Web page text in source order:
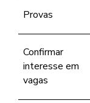
Provas
Confirmar
interesse em
vagas